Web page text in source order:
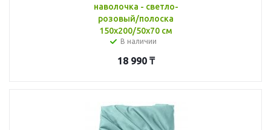
наволочка - светло-
розовый/полоска
150x200/50x70 см
В наличии
18 990₸